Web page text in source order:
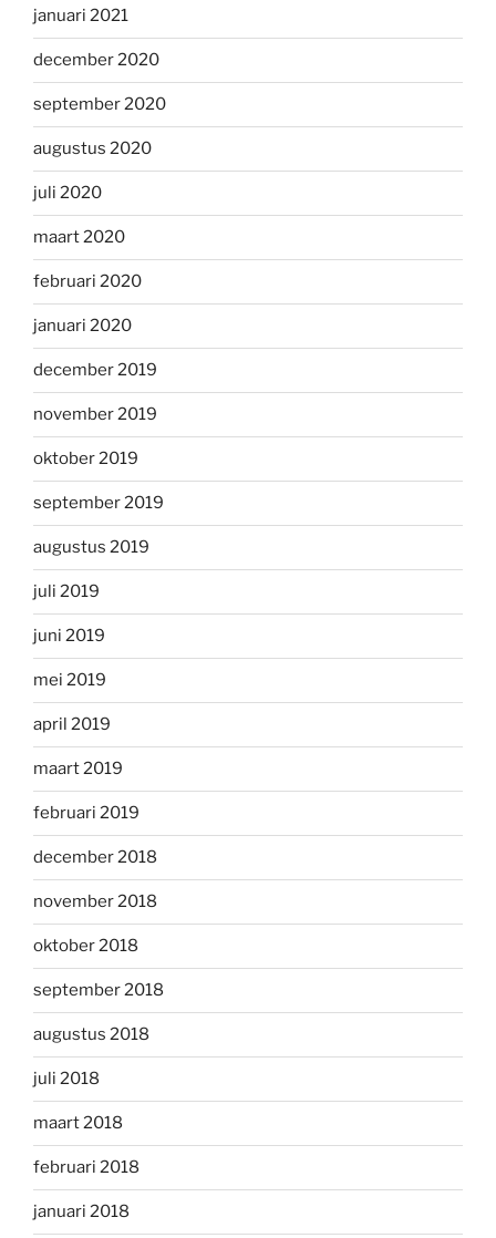
januari 2021
december 2020
september 2020
augustus 2020
juli 2020
maart 2020
februari 2020
januari 2020
december 2019
november 2019
oktober 2019
september 2019
augustus 2019
juli 2019
juni 2019
mei 2019
april 2019
maart 2019
februari 2019
december 2018
november 2018
oktober 2018
september 2018
augustus 2018
juli 2018
maart 2018
februari 2018
januari 2018